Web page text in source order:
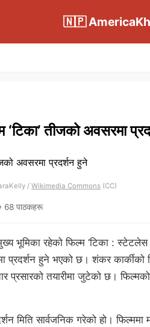
🇳🇵
तीजको अवसरमा
/ Wikimedia Commons (CC)
पाठकहरू
भूमिका रहेको फिल्म ‘टिका :
प्रदर्शन हुने भएको छ। शंकर कार्कीको
प्रसारको तयारीमा जुटेको छ।
मिति सार्वजनिक गरेको हो। फिल्ममा